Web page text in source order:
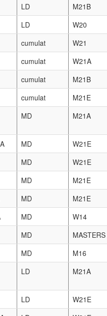
sprint MDF
sprint elita
MD SDF
MD SDM
MD MDF
MD elita
MD W20
MD M21
sprint W20
sprint W21A
sprint M21B
MD W21A
MD M21B
LD W21A